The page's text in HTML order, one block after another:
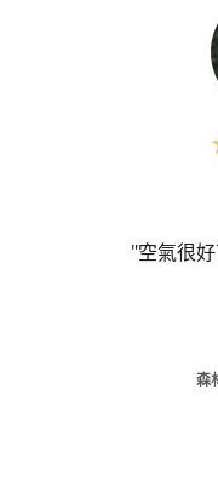
"空氣很
森